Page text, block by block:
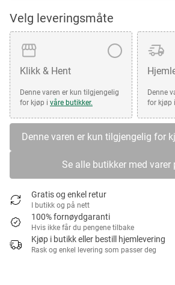
Velg leveringsmåte
Klikk & Hent
Denne varen er kun tilgjengelig
for kjøp i våre butikker.
Denne
for kjøp i
Denne varen er kun tilgjengelig for
Se alle butikker med varer
Gratis og enkel retur
I butikk og på nett
100% fornøydgaranti
Hvis ikke får du pengene tilbake
Kjøp i butikk eller bestill hjemlevering
Rask og enkel levering som passer deg